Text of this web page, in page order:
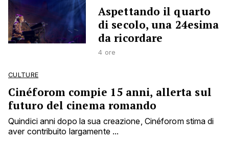
Aspettando il quarto
di secolo, una 24esima
da ricordare
4 ore
CULTURE
Cinéforom compie 15 anni, allerta sul
futuro del cinema romando
Quindici anni dopo la sua creazione, Cinéforom stima di
aver contribuito largamente ...